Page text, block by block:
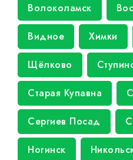
Волоколамск
Видное Химки
Щёлково
Старая Купавна
Сергиев Посад
Ногинск